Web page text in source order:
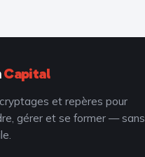
Capital
et repères pour
gérer et se former — sans